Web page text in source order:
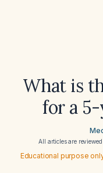
What is
for a
All articles are
Educational purpose